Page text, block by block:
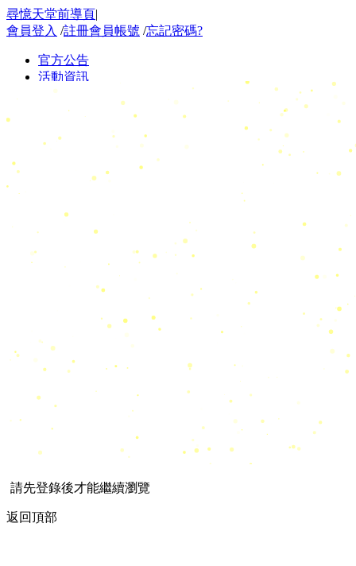
尋憶天堂前導頁|
會員登入 /註冊會員帳號 /忘記密碼?
請先登錄後才能繼續瀏覽
返回頂部